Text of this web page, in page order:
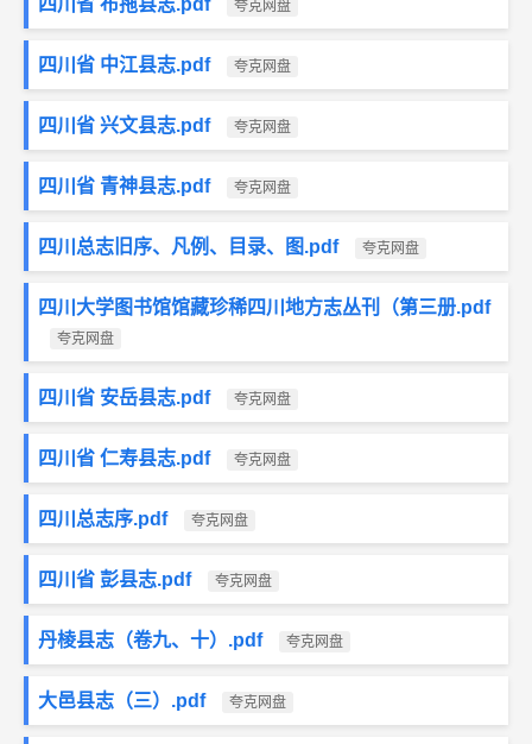
四川省 布拖县志.pdf 夸克网盘
四川省 中江县志.pdf 夸克网盘
四川省 兴文县志.pdf 夸克网盘
四川省 青神县志.pdf 夸克网盘
四川总志旧序、凡例、目录、图.pdf 夸克网盘
四川大学图书馆馆藏珍稀四川地方志丛刊（第三册.pdf
夸克网盘
四川省 安岳县志.pdf 夸克网盘
四川省 仁寿县志.pdf 夸克网盘
四川总志序.pdf 夸克网盘
四川省 彭县志.pdf 夸克网盘
丹棱县志（卷九、十）.pdf 夸克网盘
大邑县志（三）.pdf 夸克网盘